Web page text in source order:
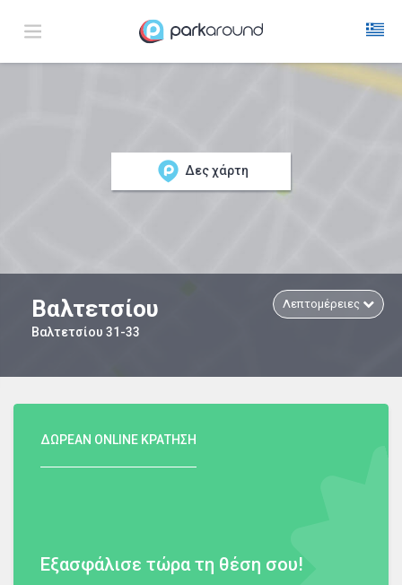
Δες χάρτη
Βαλτετσίου
Βαλτετσίου 31-33
Λεπτομέρειες
ΔΩΡΕΑΝ ONLINE ΚΡΑΤΗΣΗ
Εξασφάλισε τώρα τη θέση σου!